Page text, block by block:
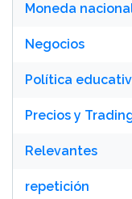
Moneda
Negocios
Política
Precios y
Relevantes
repetición